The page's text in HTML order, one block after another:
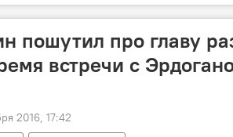
пошутил про главу
встречи с
2016, 17:42